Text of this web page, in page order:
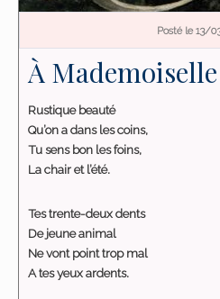
Posté le 13/
À
Rustique beauté
Qu’on a dans les coins,
Tu sens bon les foins,
La chair et l’été.
Tes trente-deux dents
De jeune animal
Ne vont point trop mal
A tes yeux ardents.